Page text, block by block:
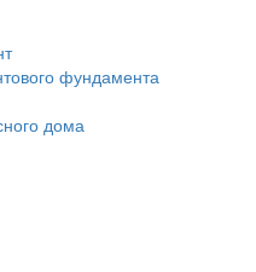
фундамента
дома